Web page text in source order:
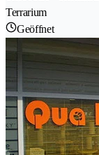
Terrarium
Geöffnet